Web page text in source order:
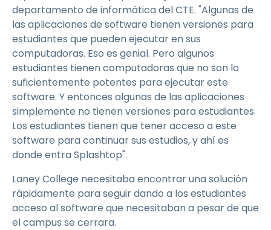
departamento de informática del CTE. "Algunas de
las aplicaciones de software tienen versiones para
estudiantes que pueden ejecutar en sus
computadoras. Eso es genial. Pero algunos
estudiantes tienen computadoras que no son lo
suficientemente potentes para ejecutar este
software. Y entonces algunas de las aplicaciones
simplemente no tienen versiones para estudiantes.
Los estudiantes tienen que tener acceso a este
software para continuar sus estudios, y ahí es
donde entra Splashtop".
Laney College necesitaba encontrar una solución
rápidamente para seguir dando a los estudiantes
acceso al software que necesitaban a pesar de que
el campus se cerrara.